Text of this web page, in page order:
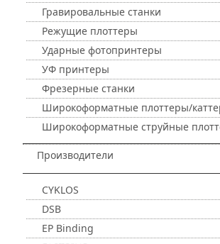
Гравировальные станки
Режущие плоттеры
Ударные фотопринтеры
УФ принтеры
Фрезерные станки
Широкоформатные плоттеры/
Широкоформатные струйные
Производители
CYKLOS
DSB
EP Binding